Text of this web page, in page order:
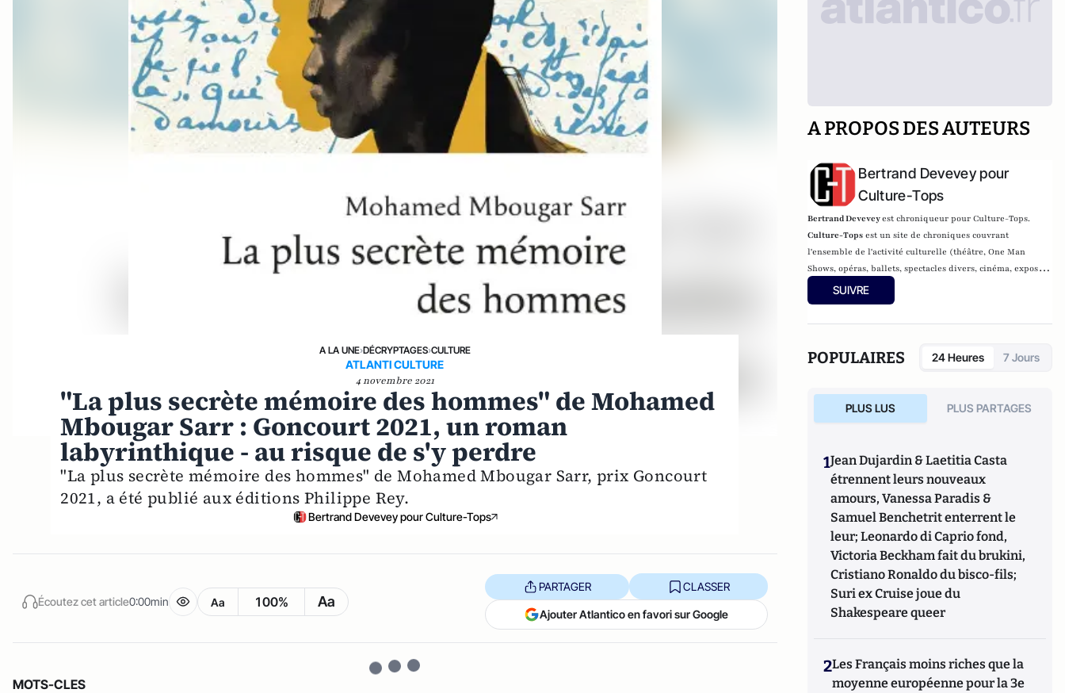
A LA UNE›DÉCRYPTAGES›CULTURE
ATLANTI CULTURE
4 novembre 2021
"La plus secrète mémoire des hommes" de Mohamed
Mbougar Sarr : Goncourt 2021, un roman
labyrinthique - au risque de s'y perdre
"La plus secrète mémoire des hommes" de Mohamed Mbougar Sarr, prix Goncourt
2021, a été publié aux éditions Philippe Rey.
Bertrand Devevey pour Culture-Tops
Écoutez cet article0:00min Aa 100% Aa
PARTAGER CLASSER
Ajouter Atlantico en favori sur Google
MOTS-CLES
A PROPOS DES AUTEURS
Bertrand Devevey pour
Culture-Tops
Bertrand Deveveyest chroniqueur pour Culture-Tops.
Culture-Tops est un site de chroniques couvrant
l'ensemble de l'activité culturelle (théâtre, One Man
Shows, opéras, ballets, spectacles divers, cinéma, expos,
livres, etc.).
SUIVRE
POPULAIRES 24 Heures 7 Jours
PLUS LUS PLUS PARTAGES
1Jean Dujardin & Laetitia Casta
étrennent leurs nouveaux
amours, Vanessa Paradis &
Samuel Benchetrit enterrent le
leur; Leonardo di Caprio fond,
Victoria Beckham fait du brukini,
Cristiano Ronaldo du bisco-fils;
Suri ex Cruise joue du
Shakespeare queer
2Les Français moins riches que la
moyenne européenne pour la 3e